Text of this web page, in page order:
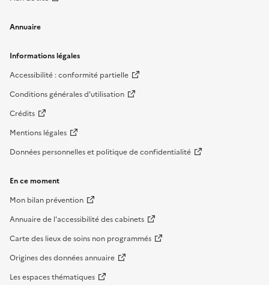
Annuaire
Informations légales
Accessibilité : conformité partielle
Conditions générales d'utilisation
Crédits
Mentions légales
Données personnelles et politique de confidentialité
En ce moment
Mon bilan prévention
Annuaire de l'accessibilité des cabinets
Carte des lieux de soins non programmés
Origines des données annuaire
Les espaces thématiques